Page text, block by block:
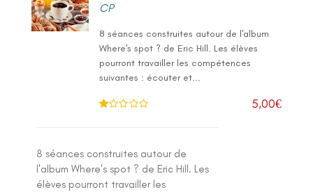
CP
8 séances construites autour de l'album
Where's spot ? de Eric Hill. Les élèves
pourront travailler les compétences
suivantes : écouter et...
0
su
5,00€
8 séances construites autour de
l'album Where's spot ? de Eric Hill. Les
élèves pourront travailler les